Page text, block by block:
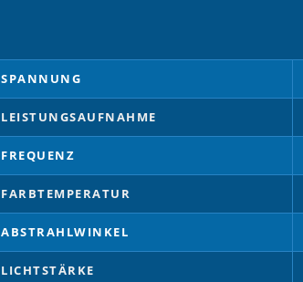
SPANNUNG
LEISTUNGSAUFNAHME
FREQUENZ
FARBTEMPERATUR
ABSTRAHLWINKEL
LICHTSTÄRKE